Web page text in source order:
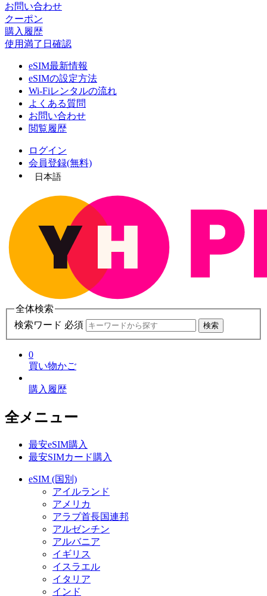
お問い合わせ
クーポン
購入履歴
使用満了日確認
eSIM最新情報
eSIMの設定方法
Wi-Fiレンタルの流れ
よくある質問
お問い合わせ
閲覧履歴
ログイン
会員登録(無料)
日本語
全体検索
検索ワード 必須
検索
0
買い物かご
購入履歴
全メニュー
最安eSIM購入
最安SIMカード購入
eSIM (国別)
アイルランド
アメリカ
アラブ首長国連邦
アルゼンチン
アルバニア
イギリス
イスラエル
イタリア
インド